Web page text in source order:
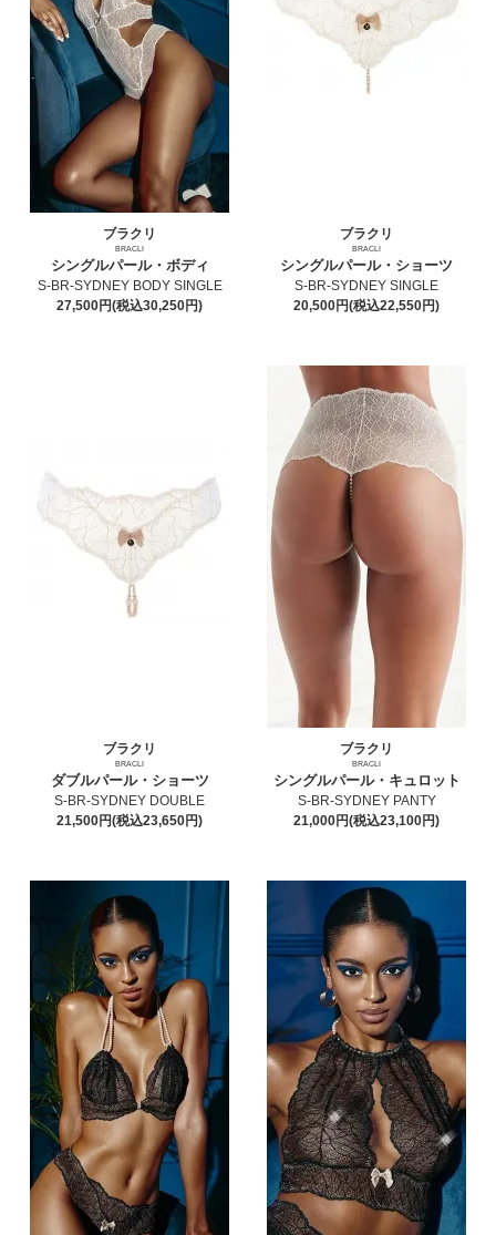
ブラクリ
BRACLI
シングルパール・ボディ
S-BR-SYDNEY BODY SINGLE
27,500円(税込30,250円)
ブラクリ
BRACLI
シングルパール・ショーツ
S-BR-SYDNEY SINGLE
20,500円(税込22,550円)
ブラクリ
BRACLI
ダブルパール・ショーツ
S-BR-SYDNEY DOUBLE
21,500円(税込23,650円)
ブラクリ
BRACLI
シングルパール・キュロット
S-BR-SYDNEY PANTY
21,000円(税込23,100円)